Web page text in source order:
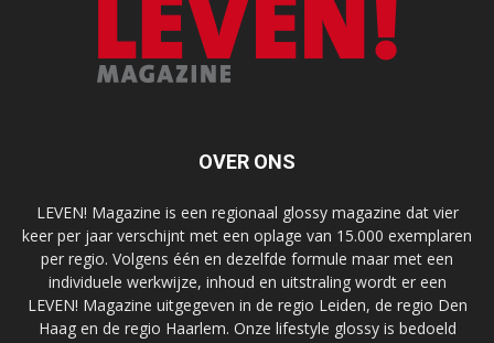
OVER ONS
LEVEN! Magazine is een regionaal glossy magazine dat vier
keer per jaar verschijnt met een oplage van 15.000 exemplaren
per regio. Volgens één en dezelfde formule maar met een
individuele werkwijze, inhoud en uitstraling wordt er een
LEVEN! Magazine uitgegeven in de regio Leiden, de regio Den
Haag en de regio Haarlem. Onze lifestyle glossy is bedoeld